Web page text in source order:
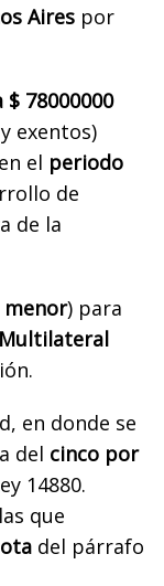
Aires por
78000000
exentos)
el periodo
de
de la
) para
en donde se
del cinco por
14880.
que
del párrafo